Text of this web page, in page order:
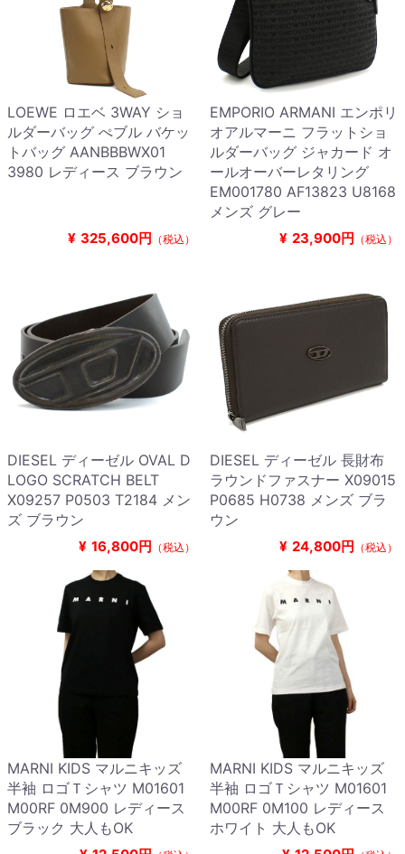
LOEWE ロエベ 3WAY ショ
ルダーバッグ ぺブル バケッ
トバッグ AANBBBWX01
3980 レディース ブラウン
¥ 325,600円 （税込）
EMPORIO ARMANI エンポリ
オアルマーニ フラットショ
ルダーバッグ ジャカード オ
ールオーバーレタリング
EM001780 AF13823 U8168
メンズ グレー
¥ 23,900円 （税込）
DIESEL ディーゼル OVAL D
LOGO SCRATCH BELT
X09257 P0503 T2184 メン
ズ ブラウン
¥ 16,800円 （税込）
DIESEL ディーゼル 長財布
ラウンドファスナー X09015
P0685 H0738 メンズ ブラ
ウン
¥ 24,800円 （税込）
MARNI KIDS マルニキッズ
半袖 ロゴＴシャツ M01601
M00RF 0M900 レディース
ブラック 大人もOK
MARNI KIDS マルニキッズ
半袖 ロゴＴシャツ M01601
M00RF 0M100 レディース
ホワイト 大人もOK